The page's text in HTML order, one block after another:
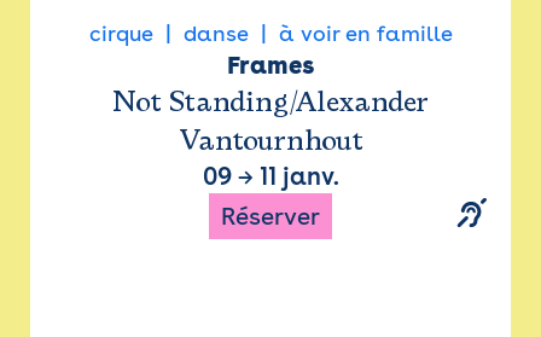
cirque danse à voir en famille
Frames
Not Standing/Alexander
Vantournhout
09→ 11 janv.
Réserver